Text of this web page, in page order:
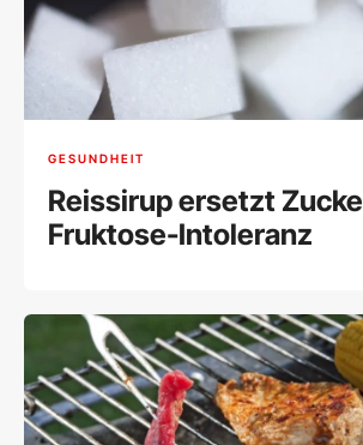
GESUNDHEIT
Reissirup ersetzt
Fruktose-Intoleranz